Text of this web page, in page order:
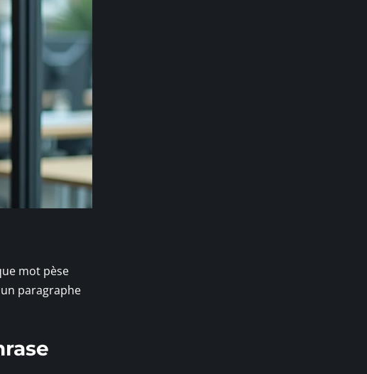
mot pèse
paragraphe